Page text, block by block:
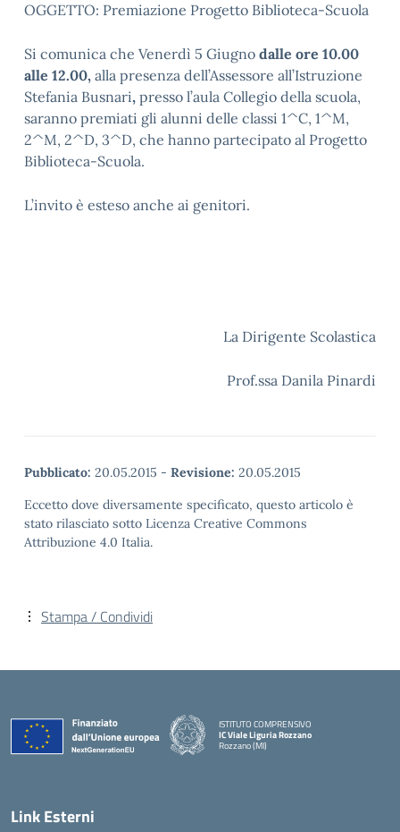
OGGETTO: Premiazione Progetto Biblioteca-Scuola
Si comunica che Venerdì 5 Giugno dalle ore 10.00
alle 12.00, alla presenza dell’Assessore all’Istruzione
Stefania Busnari, presso l’aula Collegio della scuola,
saranno premiati gli alunni delle classi 1^C, 1^M,
2^M, 2^D, 3^D, che hanno partecipato al Progetto
Biblioteca-Scuola.
L’invito è esteso anche ai genitori.
La Dirigente Scolastica
Prof.ssa Danila Pinardi
Pubblicato: 20.05.2015 - Revisione: 20.05.2015
Eccetto dove diversamente specificato, questo articolo è
stato rilasciato sotto Licenza Creative Commons
Attribuzione 4.0 Italia.
Stampa / Condividi
ISTITUTO COMPRENSIVO
IC Viale Liguria Rozzano
Rozzano (MI)
Link Esterni